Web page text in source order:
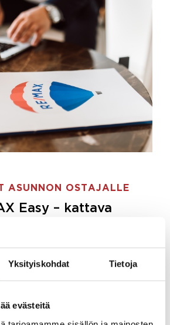
Yksityiskohdat Tietoja
evästeitä
ASUNNON OSTAJALLE
Easy – kattava
ja etsimme juuri